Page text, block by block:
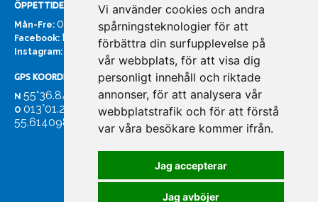
Vi använder cookies och andra
spårningsteknologier för att
förbättra din surfupplevelse på
vår webbplats, för att visa dig
personligt innehåll och riktade
annonser, för att analysera vår
webbplatstrafik och för att förstå
var våra besökare kommer ifrån.
Jag accepterar
Jag avböjer
ÖPPETTIDER
Mån-Fre: 07:00 - 16:00
Facebook: facebook.com/bachmans.se
Instagram: instagram.com/bachmans.se
GPS KOORDINATER
N 55°36.847
O 013°01.255'
55.614098. 13.020931'